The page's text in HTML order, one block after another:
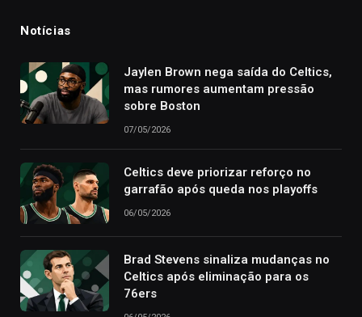
Notícias
Jaylen Brown nega saída do Celtics,
mas rumores aumentam pressão
sobre Boston
07/05/2026
Celtics deve priorizar reforço no
garrafão após queda nos playoffs
06/05/2026
Brad Stevens sinaliza mudanças no
Celtics após eliminação para os
76ers